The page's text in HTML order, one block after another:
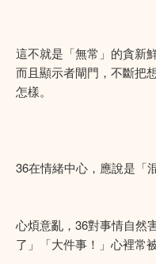
這不就是「無常」的貪新
而且顯示者閘門，不斷把
怎樣。
36在情緒中心，應說是「
心煩意亂，36對事情自然
了」「大件事！」心裡常